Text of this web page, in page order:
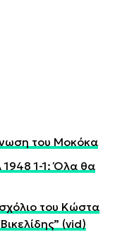
του Μοκόκα
1-1: Όλα θα
του Κώστα
(vid)